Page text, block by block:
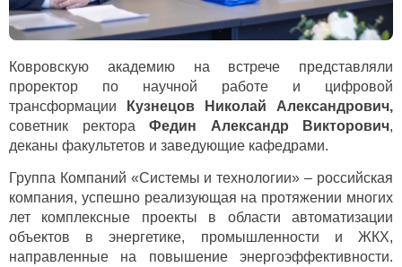
Ковровскую академию на встрече представляли
проректор по научной работе и цифровой
трансформации
Кузнецов Николай Александрович,
советник ректора Федин Александр Викторович,
деканы факультетов и заведующие кафедрами.
Группа Компаний «Системы и технологии» – российская
компания, успешно реализующая на протяжении многих
лет комплексные проекты в области автоматизации
объектов в энергетике, промышленности и ЖКХ,
направленные на повышение энергоэффективности.